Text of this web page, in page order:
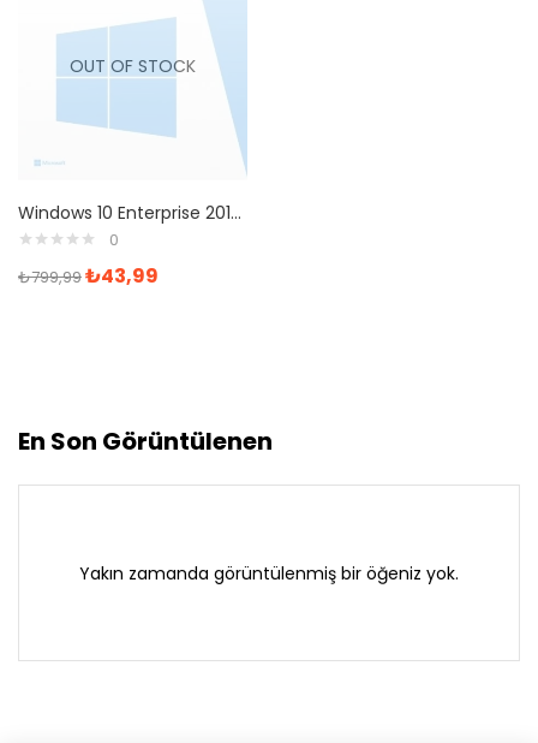
OUT OF STOCK
Windows 10 Enterprise 2016 LTSB Retail Dijital Lisans Anahtarı
0
₺799,99₺43,99
En Son Görüntülenen
Yakın zamanda görüntülenmiş bir öğeniz yok.